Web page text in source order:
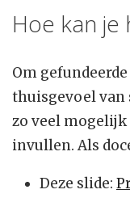
Hoe kan je
Om
thuisgevoel van
zo veel
invullen. Als
Deze slide: